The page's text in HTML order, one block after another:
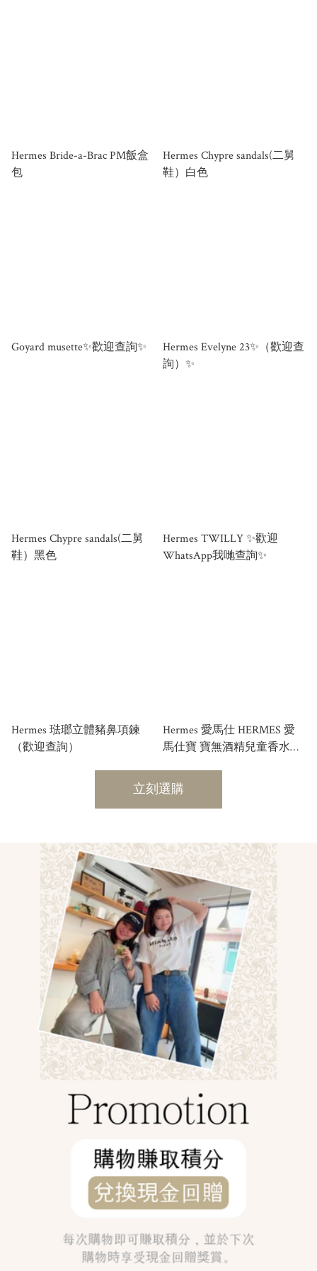
Hermes Bride-a-Brac PM飯盒
包
Hermes Chypre sandals(二舅
鞋）白色
Goyard musette✨歡迎查詢✨
Hermes Evelyne 23✨（歡迎查
詢）✨
Hermes Chypre sandals(二舅
鞋）黑色
Hermes TWILLY ✨歡迎
WhatsApp我哋查詢✨
Hermes 琺瑯立體豬鼻項鍊
（歡迎查詢）
Hermes 愛馬仕 HERMES 愛
馬仕寶 寶無酒精兒童香水
SENTEUR 50ML
立刻選購